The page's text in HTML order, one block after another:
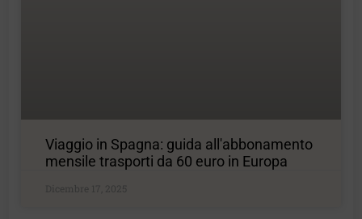
Viaggio in Spagna: guida all'abbonamento
mensile trasporti da 60 euro in Europa
Dicembre 17, 2025